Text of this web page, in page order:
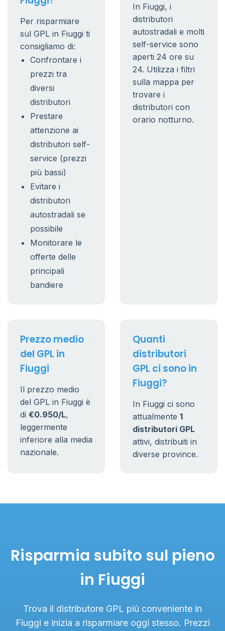
Per risparmiare
sul GPL in Fiuggi ti
consigliamo di:
Confrontare i
prezzi tra
diversi
distributori
Prestare
attenzione ai
distributori self-
service (prezzi
più bassi)
Evitare i
distributori
autostradali se
possibile
Monitorare le
offerte delle
principali
bandiere
In Fiuggi, i
distributori
autostradali e molti
self-service sono
aperti 24 ore su
24. Utilizza i filtri
sulla mappa per
trovare i
distributori con
orario notturno.
Prezzo medio
del GPL in
Fiuggi
Il prezzo medio
del GPL in Fiuggi è
di €0.950/L,
leggermente
inferiore alla media
nazionale.
Quanti
distributori
GPL ci sono in
Fiuggi?
In Fiuggi ci sono
attualmente 1
distributori GPL
attivi, distribuiti in
diverse province.
Risparmia subito sul pieno
in Fiuggi
Trova il distributore GPL più conveniente in
Fiuggi e inizia a risparmiare oggi stesso. Prezzi